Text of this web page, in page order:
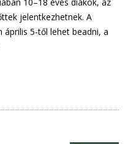
jelentkezhetnek. A
5-től lehet beadni, a